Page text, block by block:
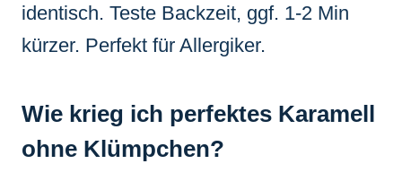
identisch. Teste Backzeit, ggf. 1-2 Min
kürzer. Perfekt für Allergiker.
Wie krieg ich perfektes Karamell
ohne Klümpchen?